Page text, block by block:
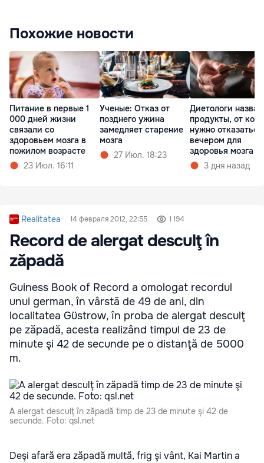
Похожие новости
Питание в первые 1
000 дней жизни
связали со
здоровьем мозга в
пожилом возрасте
23 Июл. 16:11
Ученые: Отказ от
позднего ужина
замедляет старение
мозга
27 Июл. 18:23
Диетологи
продукты, от
нужно отказаться
вечером для
здоровья мозга
3 дня назад
Realitatea 14 февраля 2012, 22:55 1 194
Record de alergat desculţ în
zăpadă
Guiness Book of Record a omologat recordul
unui german, în vârstă de 49 de ani, din
localitatea Güstrow, în proba de alergat desculţ
pe zăpadă, acesta realizând timpul de 23 de
minute şi 42 de secunde pe o distanţă de 5000
m.
A alergat desculţ în zăpadă timp de 23 de minute şi 42 de
secunde. Foto: qsl.net
Deşi afară era zăpadă multă, frig şi vânt, Kai Martin a